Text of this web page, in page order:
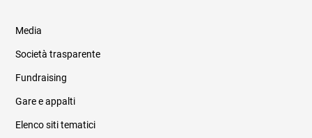
Informazioni legali e trasparenza
Media
Società trasparente
Fundraising
Gare e appalti
Elenco siti tematici